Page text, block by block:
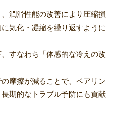
潤滑性能の改善により圧縮損
気化・凝縮を繰り返すように
すなわち「体感的な冷えの改
摩擦が減ることで、ベアリン
期的なトラブル予防にも貢献